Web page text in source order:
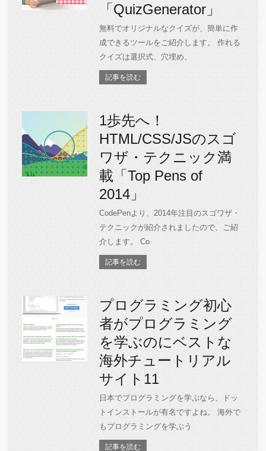
「QuizGenerator」
無料でオリジナルなクイズが、簡単に作
成できるツールをご紹介します。 作れる
クイズは選択式、穴埋め、
記事を読む
1歩先へ！
HTML/CSS/JSのスゴ
ワザ・テクニック満
載「Top Pens of
2014」
CodePenより、2014年注目のスゴワザ・
テクニックが紹介されましたので、ご紹
介します。 Co
記事を読む
プログラミング初心
者がプログラミング
を学ぶのにベストな
海外チュートリアル
サイト11
日本でプログラミングを学ぶなら、ドッ
トインストールが有名ですよね。 海外で
もプログラミングを学ぶう
記事を読む